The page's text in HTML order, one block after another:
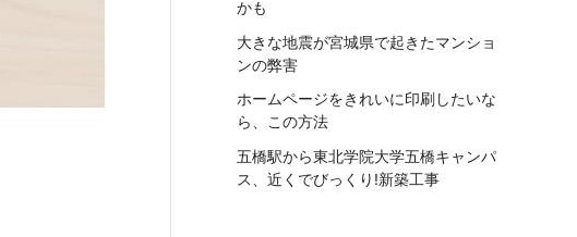
かも
大きな地震が宮城県で起きたマンショ
ンの弊害
ホームページをきれいに印刷したいな
ら、この方法
五橋駅から東北学院大学五橋キャンパ
ス、近くでびっくり!新築工事